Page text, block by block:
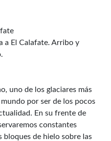
a El Calafate. Arribo y
uno de los glaciares más
por ser de los pocos
En su frente de
constantes
bloques de hielo sobre las